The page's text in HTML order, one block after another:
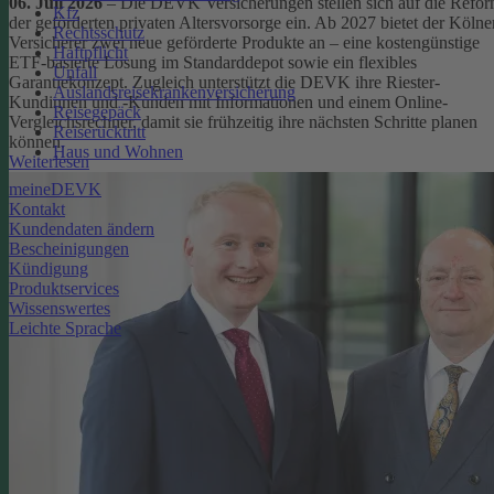
Kfz
Rechtsschutz
Haftpflicht
Unfall
Auslandsreisekrankenversicherung
Reisegepäck
Reiserücktritt
Haus und Wohnen
meineDEVK
Kontakt
Kundendaten ändern
Bescheinigungen
Kündigung
Produktservices
Wissenswertes
Leichte Sprache
der geförderten privaten Altersvorsorge ein. Ab 2027 bietet der
Versicherer zwei neue geförderte Produkte an – eine kostengünstige
ETF-basierte Lösung im Standarddepot sowie ein flexibles
Garantiekonzept. Zugleich unterstützt die DEVK ihre Riester-
Kundinnen und -Kunden mit Informationen und einem Online-
Vergleichsrechner, damit sie frühzeitig ihre nächsten Schritte planen
können.
Weiterlesen